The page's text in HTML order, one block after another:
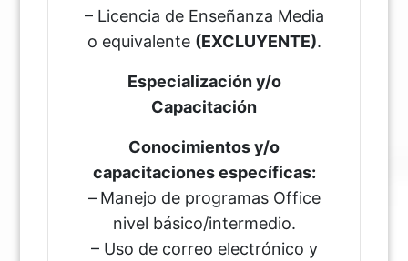
– Licencia de Enseñanza Media
o equivalente (EXCLUYENTE).
Especialización y/o
Capacitación
Conocimientos y/o
capacitaciones específicas:
– Manejo de programas Office
nivel básico/intermedio.
– Uso de correo electrónico y